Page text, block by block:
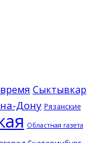
Сыктывкар
Дону Рязанские
Областная газета